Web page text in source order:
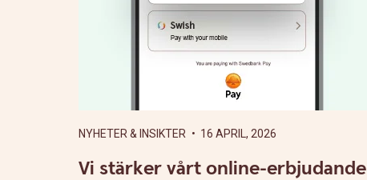
NYHETER & INSIKTER • 16 APRIL, 2026
Vi stärker vårt online-erbjudande